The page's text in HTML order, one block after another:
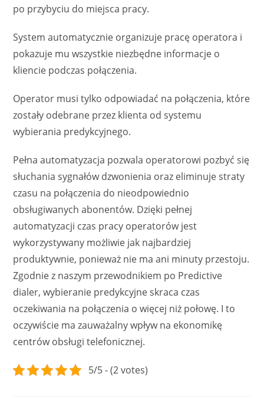
po przybyciu do miejsca pracy.
System automatycznie organizuje pracę operatora i
pokazuje mu wszystkie niezbędne informacje o
kliencie podczas połączenia.
Operator musi tylko odpowiadać na połączenia, które
zostały odebrane przez klienta od systemu
wybierania predykcyjnego.
Pełna automatyzacja pozwala operatorowi pozbyć się
słuchania sygnałów dzwonienia oraz eliminuje straty
czasu na połączenia do nieodpowiednio
obsługiwanych abonentów. Dzięki pełnej
automatyzacji czas pracy operatorów jest
wykorzystywany możliwie jak najbardziej
produktywnie, ponieważ nie ma ani minuty przestoju.
Zgodnie z naszym przewodnikiem po Predictive
dialer, wybieranie predykcyjne skraca czas
oczekiwania na połączenia o więcej niż połowę. I to
oczywiście ma zauważalny wpływ na ekonomikę
centrów obsługi telefonicznej.
5/5 - (2 votes)